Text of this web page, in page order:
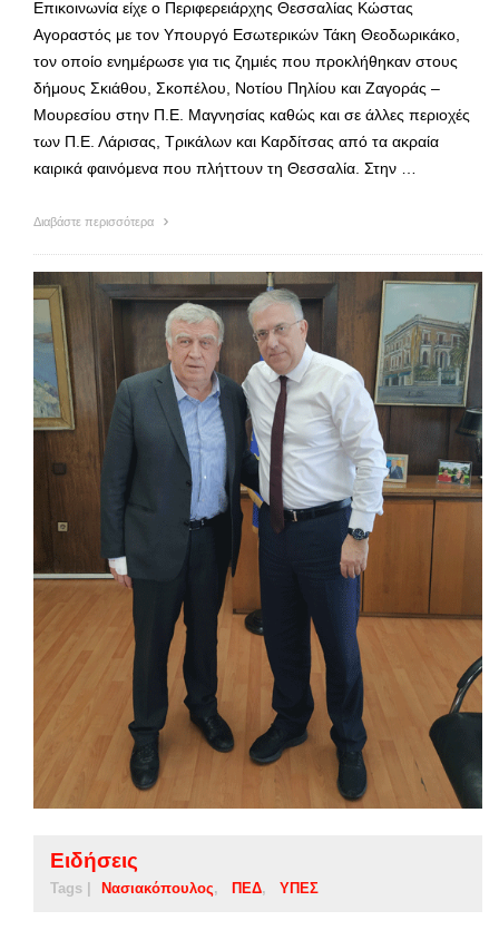
Επικοινωνία είχε ο Περιφερειάρχης Θεσσαλίας Κώστας
Αγοραστός με τον Υπουργό Εσωτερικών Τάκη Θεοδωρικάκο,
τον οποίο ενημέρωσε για τις ζημιές που προκλήθηκαν στους
δήμους Σκιάθου, Σκοπέλου, Νοτίου Πηλίου και Ζαγοράς –
Μουρεσίου στην Π.Ε. Μαγνησίας καθώς και σε άλλες περιοχές
των Π.Ε. Λάρισας, Τρικάλων και Καρδίτσας από τα ακραία
καιρικά φαινόμενα που πλήττουν τη Θεσσαλία. Στην …
Διαβάστε περισσότερα
Ειδήσεις
Tags | Νασιακόπουλος ΠΕΔ ΥΠΕΣ